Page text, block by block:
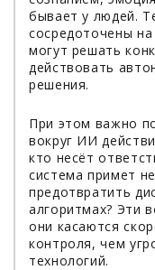
бывает у людей.
сосредоточены
могут решать
действовать
решения.
При этом важно
вокруг ИИ
кто несёт
система примет
предотвратить
алгоритмах? Эти
они касаются
контроля, чем
технологий.